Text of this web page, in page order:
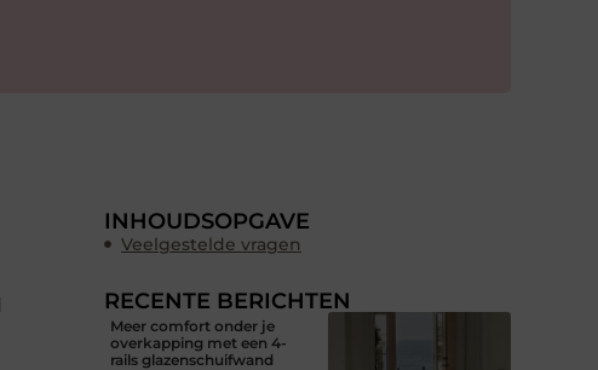
INHOUDSOPGAVE
Veelgestelde vragen
RECENTE BERICHTEN
Meer comfort onder je
overkapping met een 4-
rails glazenschuifwand